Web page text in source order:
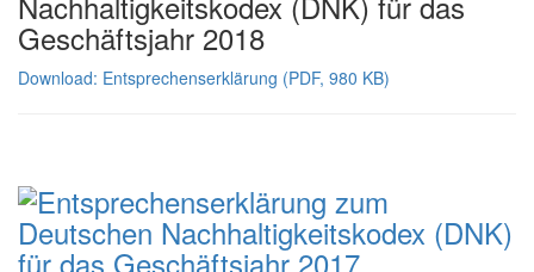
Geschäftsjahr 2018
Download: Entsprechenserklärung (PDF, 980 KB)